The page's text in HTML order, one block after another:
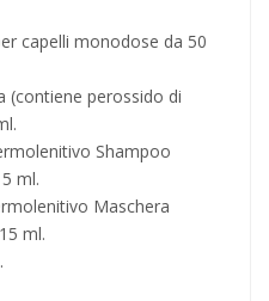
capelli monodose da 50
(contiene perossido di
Shampoo
ml.
Maschera
ml.